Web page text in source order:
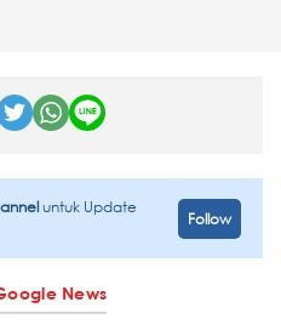
untuk Update
Follow
News